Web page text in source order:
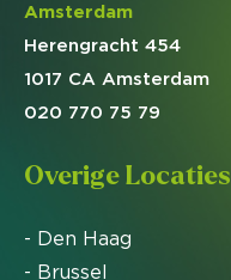
Amsterdam
Herengracht 454
1017 CA Amsterdam
020 770 75 79
Overige Locaties
- Den Haag
- Brussel